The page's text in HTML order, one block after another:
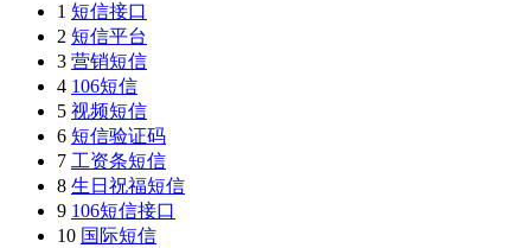
1 短信接口
2 短信平台
3 营销短信
4 106短信
5 视频短信
6 短信验证码
7 工资条短信
8 生日祝福短信
9 106短信接口
10 国际短信